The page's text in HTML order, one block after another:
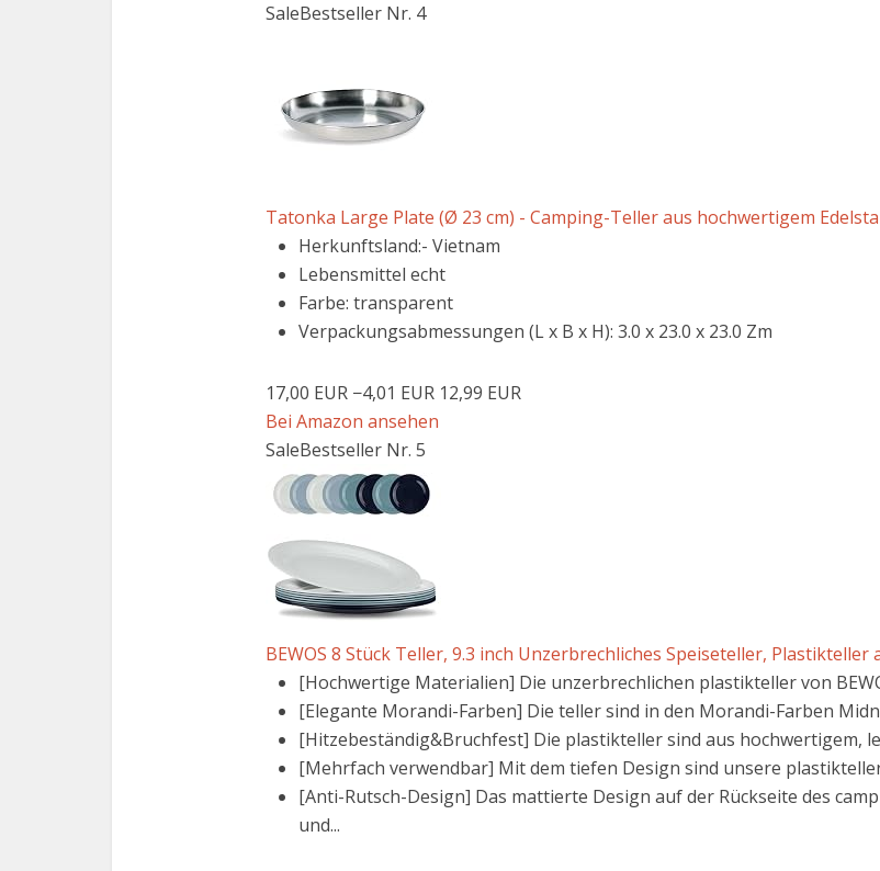
SaleBestseller Nr. 4
Tatonka Large Plate (Ø 23 cm) - Camping-Teller aus hochwertigem
Herkunftsland:- Vietnam
Lebensmittel echt
Farbe: transparent
Verpackungsabmessungen (L x B x H): 3.0 x 23.0 x 23.0 Zm
17,00 EUR −4,01 EUR 12,99 EUR
Bei Amazon ansehen
SaleBestseller Nr. 5
BEWOS 8 Stück Teller, 9.3 inch Unzerbrechliches Speiseteller, Plastikteller
[Hochwertige Materialien] Die unzerbrechlichen plastikteller von
[Elegante Morandi-Farben] Die teller sind in den Morandi-Farben
[Hitzebeständig&Bruchfest] Die plastikteller sind aus hochwertigem,
[Mehrfach verwendbar] Mit dem tiefen Design sind unsere
[Anti-Rutsch-Design] Das mattierte Design auf der Rückseite des
und...